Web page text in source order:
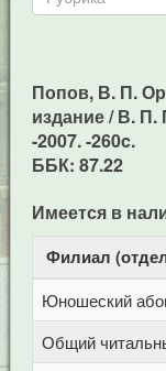
Попов, В. П.
издание / В.
-2007. -260c.
ББК: 87.22
Имеется в
Филиал
Юношеский
Общий